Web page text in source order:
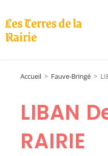
Les Terres de la
Rairie
Accueil > Fauve-Bringé >
LIBAN
RAIRIE